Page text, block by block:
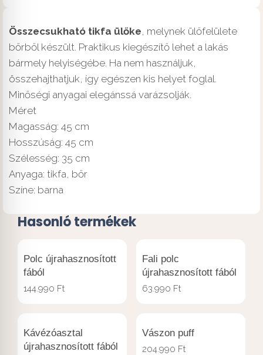
Összecsukható tikfa ülőke, melynek ülőfelülete
bőrből készült. Praktikus kiegészítő lehet a lakás
bármely helyiségébe. Ha nem használjuk,
összehajthatjuk, így egészen kis helyet foglal.
Minőségi anyagai elegánssá varázsolják.
Méret
Magasság: 45 cm
Hosszúság: 45 cm
Szélesség: 35 cm
Anyaga: tikfa, bőr
Színe: barna
Hasonló termékek
Polc újrahasznosított
fából
144.990 Ft
Fali polc
újrahasznosított fából
63.990 Ft
Kávézóasztal
újrahasznosított fából
Vászon puff
204.990 Ft